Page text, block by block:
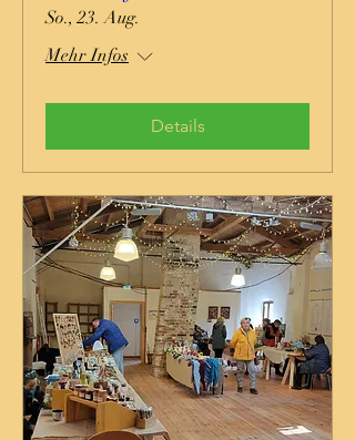
So., 23. Aug.
Mehr Infos
Details